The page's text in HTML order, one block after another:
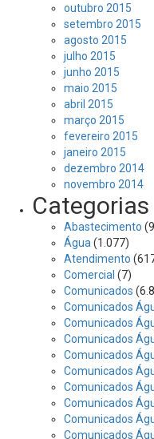
outubro 2015
setembro 2015
agosto 2015
julho 2015
junho 2015
maio 2015
abril 2015
março 2015
fevereiro 2015
janeiro 2015
dezembro 2014
novembro 2014
Categorias
Abastecimento
Água (1.077)
Atendimento
Comercial (7)
Comunicados
Comunicados
Comunicados
Comunicados
Comunicados
Comunicados
Comunicados
Comunicados
Comunicados
Comunicados